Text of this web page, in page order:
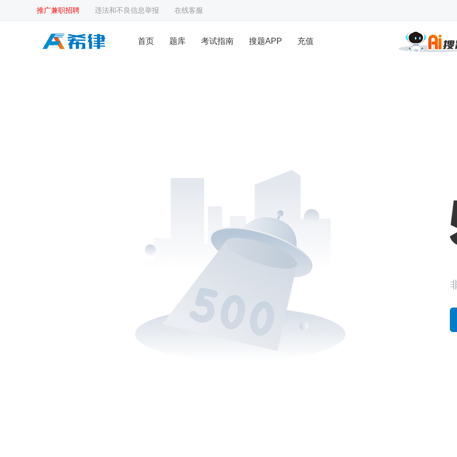
推广兼职招聘 违法和不良信息举报 在线客服
首页 题库 考试指南 搜题APP 充值